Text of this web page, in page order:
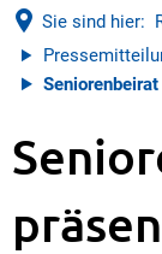
Sie sind hier: